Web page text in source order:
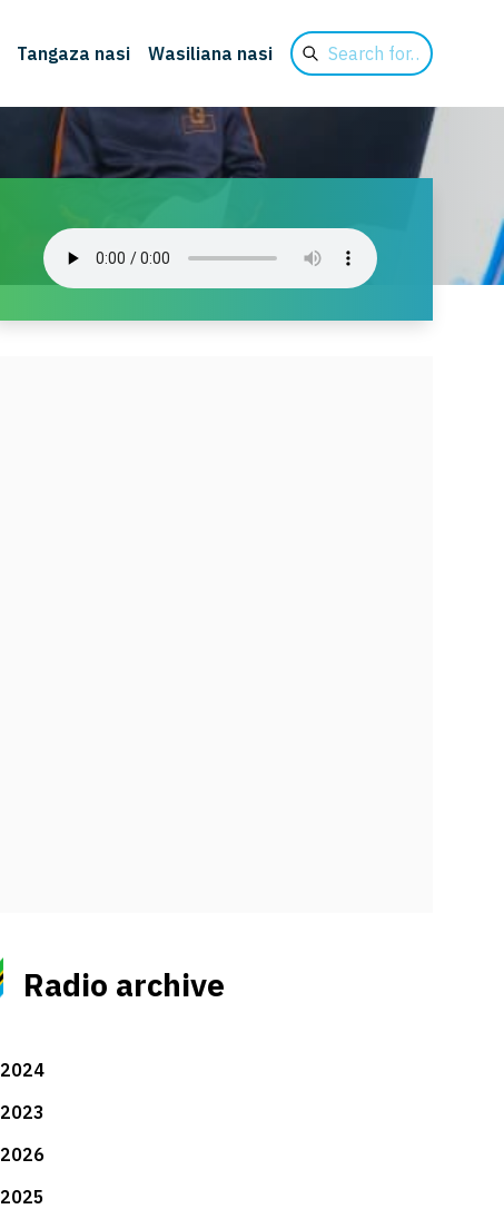
Tangaza nasi Wasiliana nasi
Search
for
Radio archive
2024
2023
2026
2025